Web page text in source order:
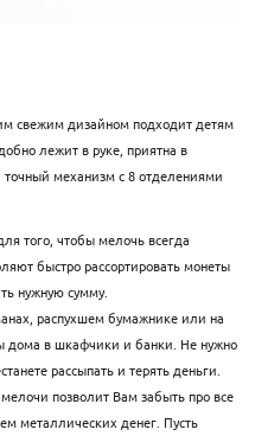
свежим дизайном подходит детям
лежит в руке, приятна в
механизм с 8 отделениями
того, чтобы мелочь всегда
быстро рассортировать монеты
нужную сумму.
распухшем бумажнике или на
дома в шкафчики и банки. Не нужно
рассыпать и терять деньги.
позволит Вам забыть про все
металлических денег. Пусть